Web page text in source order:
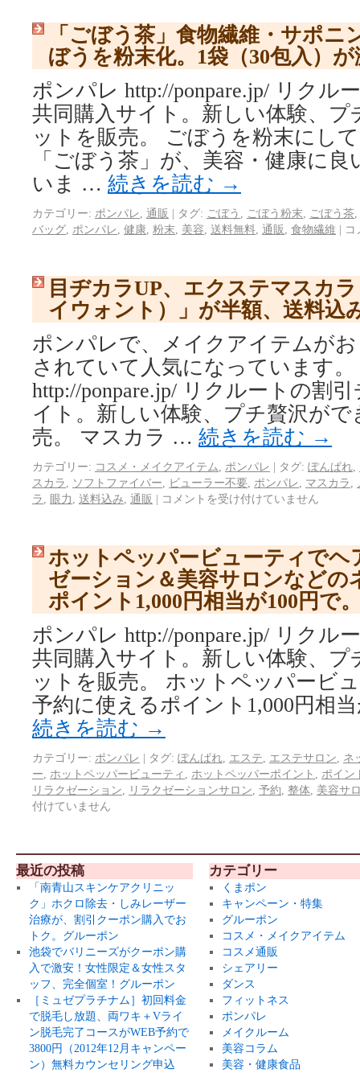
「ごぼう茶」食物繊維・サポニ
ぼうを粉末化。1袋（30包入）
ポンパレ http://ponpare.jp/ リクル
共同購入サイト。新しい体験、
ットを販売。 ごぼうを粉末にし
「ごぼう茶」が、美容・健康に
いま … 続きを読む →
カテゴリー: ポンパレ 通販 | タグ: ごぼう ごぼう粉末 ごぼう茶
バッグ ポンパレ 健康 粉末 美容 送料無料 通販 食物繊維 | コ
目ヂカラUP、エクステマスカ
イウォント）」が半額、送料込
ポンパレで、メイクアイテムが
されていて人気になっています
http://ponpare.jp/ リクルートの割
イト。新しい体験、プチ贅沢が
売。 マスカラ … 続きを読む →
カテゴリー: コスメ・メイクアイテム ポンパレ | タグ: ぽんぱれ
スカラ
ソフトファイバー ビューラー不要 ポンパレ マスカラ
ラ
眼力 送料込み 通販 | コメントを受け付けていません
ホットペッパービューティでヘ
ゼーション＆美容サロンなどの
ポイント1,000円相当が100円で
ポンパレ http://ponpare.jp/ リクル
共同購入サイト。新しい体験、
ットを販売。 ホットペッパービ
予約に使えるポイント1,000円相
続きを読む →
カテゴリー: ポンパレ | タグ: ぽんぱれ エステ エステサロン
ネ
ー
ホットペッパービューティ ホットペッパーポイント
ポイン
リラクゼーション
リラクゼーションサロン 予約 整体
美容サ
付けていません
最近の投稿
「南青山スキンケアクリニッ
ク」ホクロ除去・しみレーザー
治療が、割引クーポン購入でお
トク。グルーポン
池袋でバリニーズがクーポン購
入で激安！女性限定＆女性スタ
ッフ、完全個室！グルーポン
［ミュゼプラチナム］初回料金
で脱毛し放題、両ワキ＋Vライ
ン脱毛完了コースがWEB予約で
3800円（2012年12月キャンペー
ン）無料カウンセリング申込
カテゴリー
くまポン
キャンペーン・特集
グルーポン
コスメ・メイクアイテム
コスメ通販
シェアリー
ダンス
フィットネス
ポンパレ
メイクルーム
美容コラム
美容・健康食品